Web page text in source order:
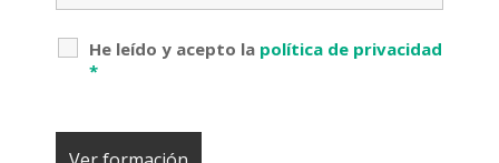
He leído y acepto la política de privacidad
*